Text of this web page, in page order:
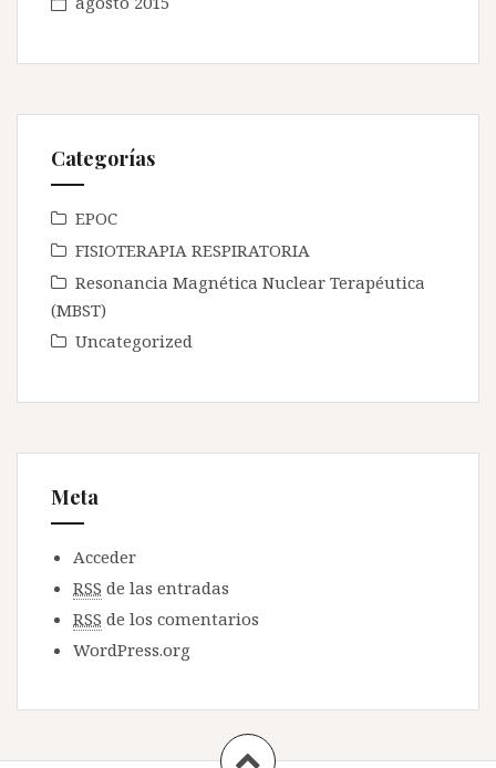
Categorías
EPOC
FISIOTERAPIA RESPIRATORIA
Resonancia Magnética Nuclear Terapéutica
(MBST)
Uncategorized
Meta
Acceder
RSS de las entradas
RSS de los comentarios
WordPress.org